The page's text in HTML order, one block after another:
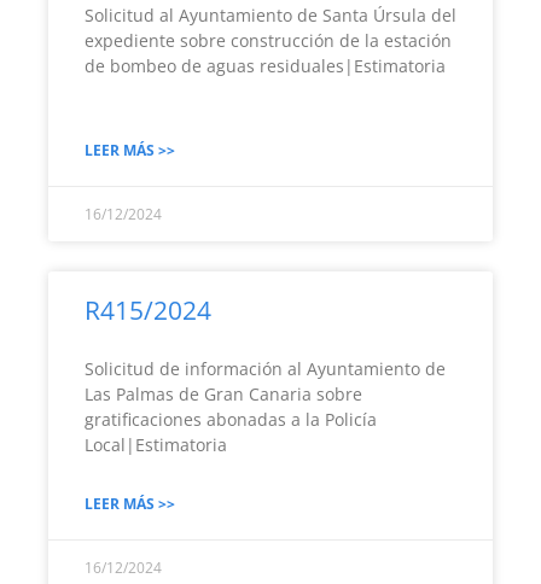
Solicitud al Ayuntamiento de Santa Úrsula del
expediente sobre construcción de la estación
de bombeo de aguas residuales|Estimatoria
LEER MÁS >>
16/12/2024
R415/2024
Solicitud de información al Ayuntamiento de
Las Palmas de Gran Canaria sobre
gratificaciones abonadas a la Policía
Local|Estimatoria
LEER MÁS >>
16/12/2024